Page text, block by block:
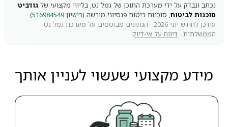
נכתב ונבדק על ידי מערכת התוכן של גמל נט, בליווי מקצועי של גודביט
סוכנות לביטוח, סוכנות ביטוח פנסיוני מורשה (רישיון 516984549
)
עודכן לחודש יוני 2026 · הנתונים מבוססים על מערכת גמל-נט
הממשלתית · דיווח על אי-דיוק
מידע מקצועי שעשוי לעניין אותך